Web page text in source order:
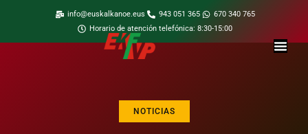
info@euskalkanoe.eus 943 051 365
670 340 765
Horario de atención telefónica: 8:30-15:00
NOTICIAS